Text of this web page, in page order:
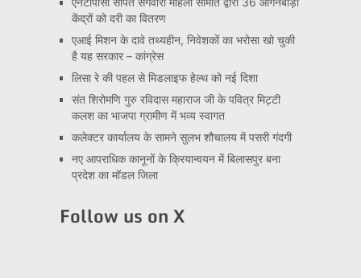
केंद्रों को दरी का वितरण
एआई मिशन के दावे तथ्यहीन, निवेशकों का भरोसा खो चुकी
है यह सरकार – कांग्रेस
लिसा रे की पहल से मिडलाइफ हेल्थ को नई दिशा
संत शिरोमणि गुरु रविदास महाराज जी के पवित्र मिट्टी
कलश का भाजपा ग्रामीण में भव्य स्वागत
कलेक्टर कार्यालय के सामने सुलभ शौचालय में पसरी गंदगी
नए आपराधिक कानूनों के क्रियान्वयन में बिलासपुर बना
प्रदेश का मॉडल जिला
Follow us on X